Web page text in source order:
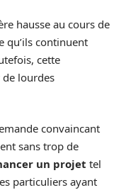
hausse au cours de
qu’ils continuent
cette
lourdes
convaincant
sans trop de
un projet tel
particuliers ayant